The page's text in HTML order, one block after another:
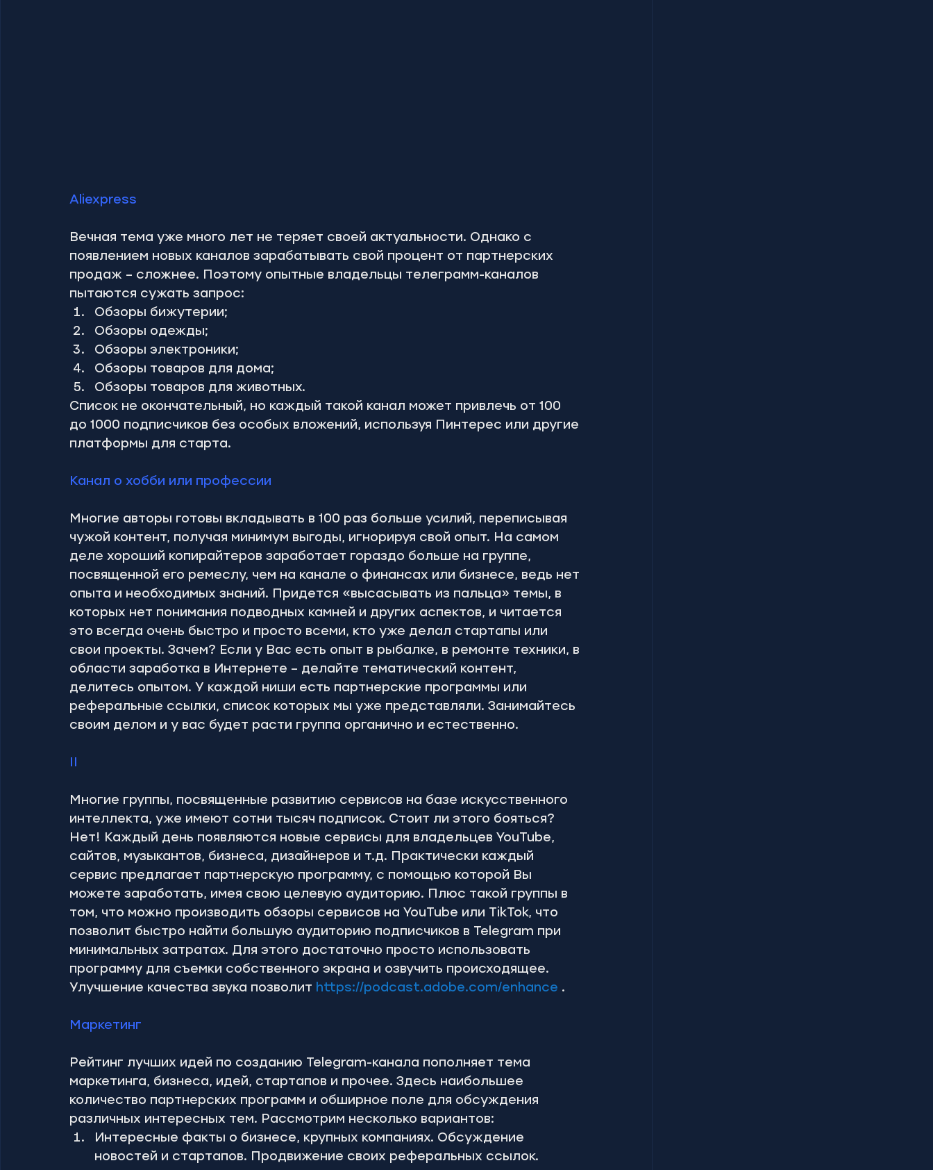
Aliexpress
Вечная тема уже много лет не теряет своей актуальности. Однако с
появлением новых каналов зарабатывать свой процент от партнерских
продаж – сложнее. Поэтому опытные владельцы телеграмм-каналов
пытаются сужать запрос:
Обзоры бижутерии;
Обзоры одежды;
Обзоры электроники;
Обзоры товаров для дома;
Обзоры товаров для животных.
Список не окончательный, но каждый такой канал может привлечь от 100
до 1000 подписчиков без особых вложений, используя Пинтерес или другие
платформы для старта.
Канал о хобби или профессии
Многие авторы готовы вкладывать в 100 раз больше усилий, переписывая
чужой контент, получая минимум выгоды, игнорируя свой опыт. На самом
деле хороший копирайтеров заработает гораздо больше на группе,
посвященной его ремеслу, чем на канале о финансах или бизнесе, ведь нет
опыта и необходимых знаний. Придется «высасывать из пальца» темы, в
которых нет понимания подводных камней и других аспектов, и читается
это всегда очень быстро и просто всеми, кто уже делал стартапы или
свои проекты. Зачем? Если у Вас есть опыт в рыбалке, в ремонте техники, в
области заработка в Интернете – делайте тематический контент,
делитесь опытом. У каждой ниши есть партнерские программы или
реферальные ссылки, список которых мы уже представляли. Занимайтесь
своим делом и у вас будет расти группа органично и естественно.
II
Многие группы, посвященные развитию сервисов на базе искусственного
интеллекта, уже имеют сотни тысяч подписок. Стоит ли этого бояться?
Нет! Каждый день появляются новые сервисы для владельцев YouTube,
сайтов, музыкантов, бизнеса, дизайнеров и т.д. Практически каждый
сервис предлагает партнерскую программу, с помощью которой Вы
можете заработать, имея свою целевую аудиторию. Плюс такой группы в
том, что можно производить обзоры сервисов на YouTube или TikTok, что
позволит быстро найти большую аудиторию подписчиков в Telegram при
минимальных затратах. Для этого достаточно просто использовать
программу для съемки собственного экрана и озвучить происходящее.
Улучшение качества звука позволит https://podcast.adobe.com/enhance .
Маркетинг
Рейтинг лучших идей по созданию Telegram-канала пополняет тема
маркетинга, бизнеса, идей, стартапов и прочее. Здесь наибольшее
количество партнерских программ и обширное поле для обсуждения
различных интересных тем. Рассмотрим несколько вариантов:
Интересные факты о бизнесе, крупных компаниях. Обсуждение
новостей и стартапов. Продвижение своих реферальных ссылок.